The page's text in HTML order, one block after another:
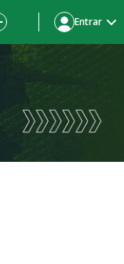
Entrar